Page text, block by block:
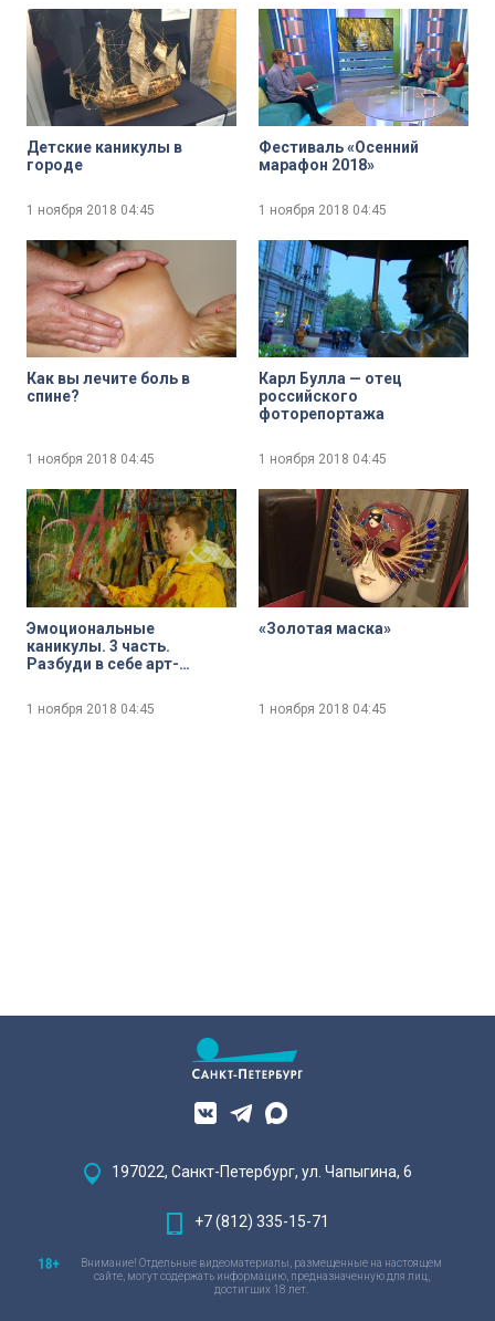
Детские каникулы в
городе
1 ноября 2018 04:45
Фестиваль «Осенний
марафон 2018»
1 ноября 2018 04:45
Как вы лечите боль в
спине?
1 ноября 2018 04:45
Карл Булла — отец
российского
фоторепортажа
1 ноября 2018 04:45
Эмоциональные
каникулы. 3 часть.
Разбуди в себе арт-
1 ноября 2018 04:45
«Золотая маска»
1 ноября 2018 04:45
197022, Санкт-Петербург, ул. Чапыгина, 6
+7 (812) 335-15-71
Внимание! Отдельные видеоматериалы, размещенные на настоящем
сайте, могут содержать информацию, предназначенную для лиц,
достигших 18 лет.